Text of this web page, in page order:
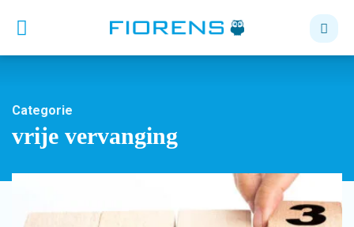
Categorie
vrije vervanging